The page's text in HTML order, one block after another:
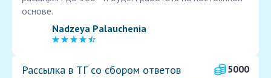
основе.
Nadzeya Palauchenia
Рассылка в ТГ со сбором ответов
5000